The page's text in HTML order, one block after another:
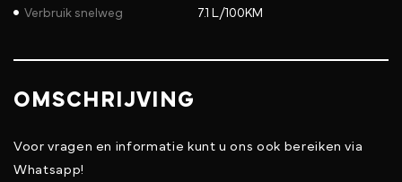
Verbruik snelweg 7.1 L/100KM
OMSCHRIJVING
Voor vragen en informatie kunt u ons ook bereiken via
Whatsapp!